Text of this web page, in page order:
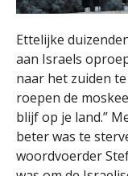
Ettelijke
aan Israels
naar het zuiden
roepen de
blijf op je land.”
beter was te
woordvoerder